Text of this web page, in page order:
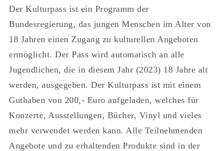
Der Kulturpass ist ein Programm der
Bundesregierung, das jungen Menschen im Alter von
18 Jahren einen Zugang zu kulturellen Angeboten
ermöglicht. Der Pass wird automatisch an alle
Jugendlichen, die in diesem Jahr (2023) 18 Jahre alt
werden, ausgegeben. Der Kulturpass ist mit einem
Guthaben von 200,- Euro aufgeladen, welches für
Konzerte, Ausstellungen, Bücher, Vinyl und vieles
mehr verwendet werden kann. Alle Teilnehmenden
Angebote und zu erhaltenden Produkte sind in der